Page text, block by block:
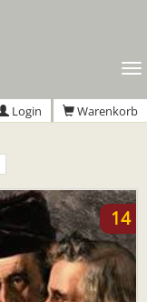
Login Warenkorb
14